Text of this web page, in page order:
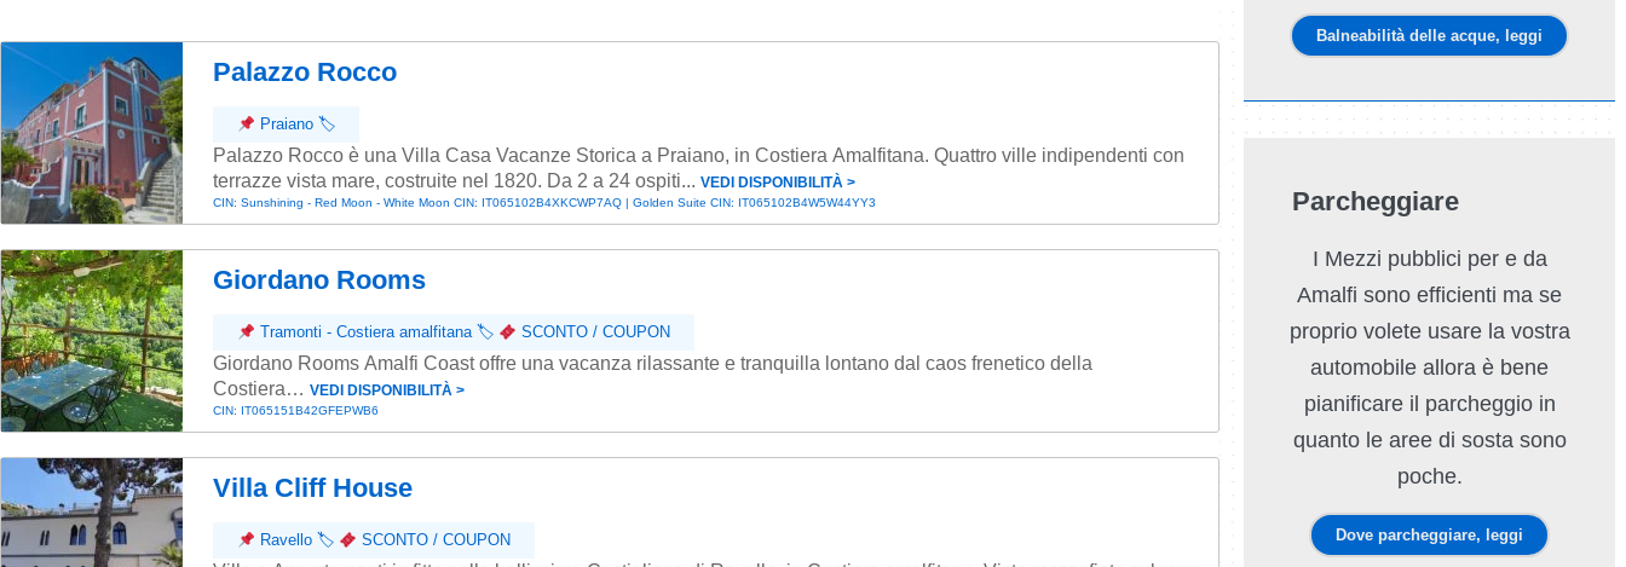
Palazzo Rocco
Praiano 🏷
Palazzo Rocco è una Villa Casa Vacanze Storica a Praiano, in Costiera Amalfitana. Quattro ville indipendenti con
terrazze vista mare, costruite nel 1820. Da 2 a 24 ospiti... VEDI DISPONIBILITÀ ˃
CIN: Sunshining - Red Moon - White Moon CIN: IT065102B4XKCWP7AQ | Golden Suite CIN: IT065102B4W5W44YY3
Giordano Rooms
Tramonti - Costiera amalfitana 🏷 SCONTO / COUPON
Giordano Rooms Amalfi Coast offre una vacanza rilassante e tranquilla lontano dal caos frenetico della
Costiera… VEDI DISPONIBILITÀ ˃
CIN: IT065151B42GFEPWB6
Villa Cliff House
Ravello 🏷 SCONTO / COUPON
Balneabilità delle acque, leggi
Parcheggiare
I Mezzi pubblici per e da
Amalfi sono efficienti ma se
proprio volete usare la vostra
automobile allora è bene
pianificare il parcheggio in
quanto le aree di sosta sono
poche.
Dove parcheggiare, leggi